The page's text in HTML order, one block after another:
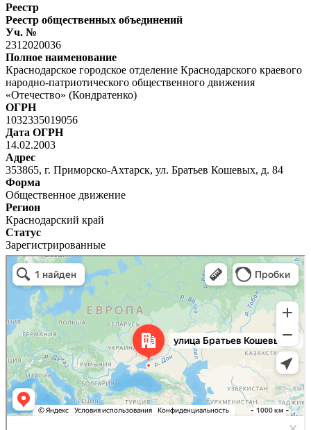
Реестр
Реестр общественных объединений
Уч. №
2312020036
Полное наименование
Краснодарское городское отделение Краснодарского краевого
народно-патриотического общественного движения
«Отечество» (Кондратенко)
ОГРН
1032335019056
Дата ОГРН
14.02.2003
Адрес
353865, г. Приморско-Ахтарск, ул. Братьев Кошевых, д. 84
Форма
Общественное движение
Регион
Краснодарский край
Статус
Зарегистрированные